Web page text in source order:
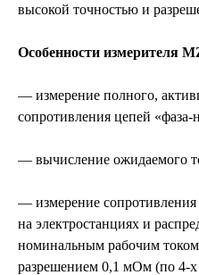
высокой точностью и
Особенности измерителя
— измерение полного,
сопротивления цепей «фаза-
— вычисление ожидаемого
— измерение сопротивления
на электростанциях и
номинальным рабочим
разрешением 0,1 мОм (по 4-х